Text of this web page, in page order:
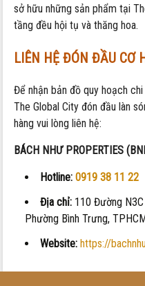
sở hữu những sản phẩm tại
tầng đều hội tụ và thăng hoa.
LIÊN HỆ ĐÓN ĐẦU CƠ
Để nhận bản đồ quy hoạch
The Global City đón đầu làn
hàng vui lòng liên hệ:
BÁCH NHƯ PROPERTIES
Hotline:0919 38 11 22
Địa chỉ: 110 Đường
Phường Bình Trưng,
Website: https://